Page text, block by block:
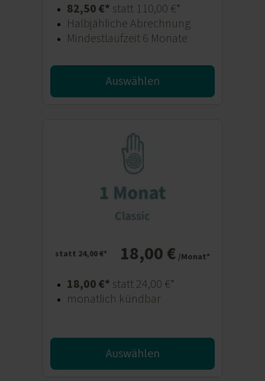
82,50 €* statt 110,00 €*
Halbjähliche Abrechnung
Mindestlaufzeit 6 Monate
Auswählen
statt 24,00 €* 18,00 € /Monat*
18,00 €* statt 24,00 €*
monatlich kündbar
Auswählen